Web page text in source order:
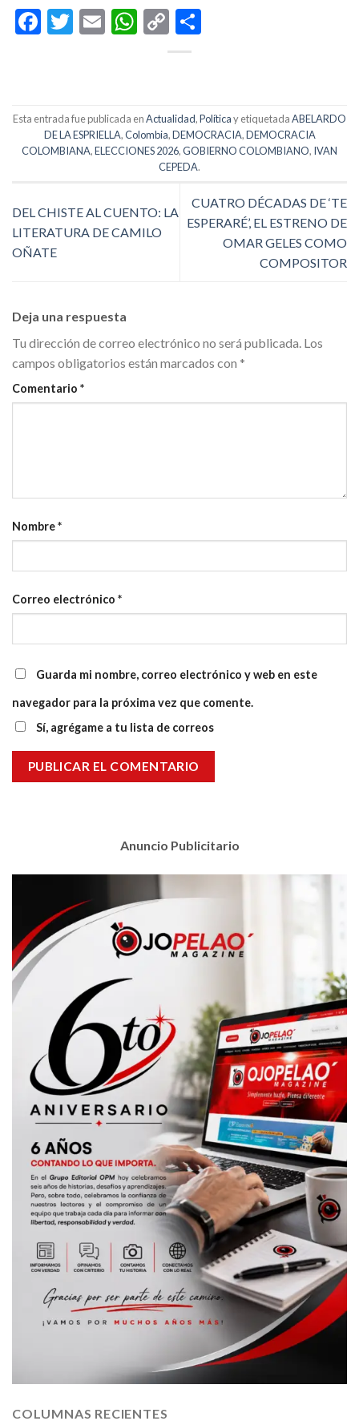
Facebook
Twitter
EmailWhatsApp
Copy
Link
Esta entrada fue publicada enActualidad,Políticay etiquetadaABELARDO
DE LA ESPRIELLA,Colombia,DEMOCRACIA,DEMOCRACIA
COLOMBIANA,ELECCIONES 2026,GOBIERNO COLOMBIANO, IVAN
CEPEDA.
DEL CHISTE AL CUENTO: LA
LITERATURA DE CAMILO
OÑATE
CUATRO DÉCADAS DE ‘TE
ESPERARÉ’, EL ESTRENO DE
OMAR GELES COMO
COMPOSITOR
Deja una respuesta
Tu dirección de correo electrónico no será publicada. Los
campos obligatorios están marcados con *
Comentario *
Nombre*
Correo electrónico *
Guarda mi nombre, correo electrónico y web en este
navegador para la próxima vez que comente.
Sí, agrégame a tu lista de correos
Anuncio Publicitario
COLUMNAS RECIENTES